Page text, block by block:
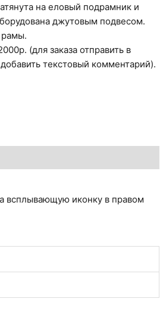
на еловый подрамник и
джутовым подвесом.
рамы.
(для заказа отправить в
текстовый комментарий).
всплывающую иконку в правом